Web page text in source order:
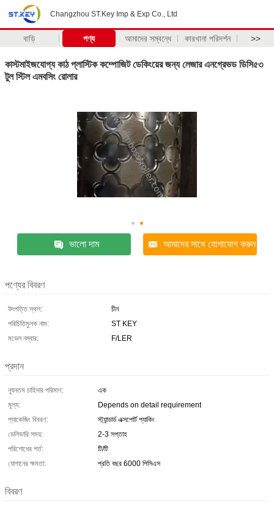
Changzhou ST.Key Imp & Exp Co., Ltd
বাড়ি পণ্য আমাদের সম্বন্ধে কারখানা পরিদর্শন >>
কাস্টমাইজযোগ্য কাঠ প্লাস্টিক কম্পোজিট ডেকিংয়ের জন্য লেজার এনগ্রেভড ডিসি৫৩
টুল স্টিল এমবসিং রোলার
ভালো দাম আমাদের সাথে যোগাযোগ করুন
পণ্যের বিবরণ
উৎপত্তি স্থল:
চীন
পরিচিতিমুলক নাম:
ST KEY
মডেল নম্বার:
F/LER
প্রদান
ন্যূনতম চাহিদার পরিমাণ:
এক
মূল্য:
Depends on detail requirement
প্যাকেজিং বিবরণ:
স্ট্যান্ডার্ড এক্সপোর্ট প্যাকিং
ডেলিভারি সময়:
2-3 সপ্তাহ
পরিশোধের শর্ত:
টি/টি
যোগানের ক্ষমতা:
প্রতি বছর 6000 পিসিএস
বিবরণ